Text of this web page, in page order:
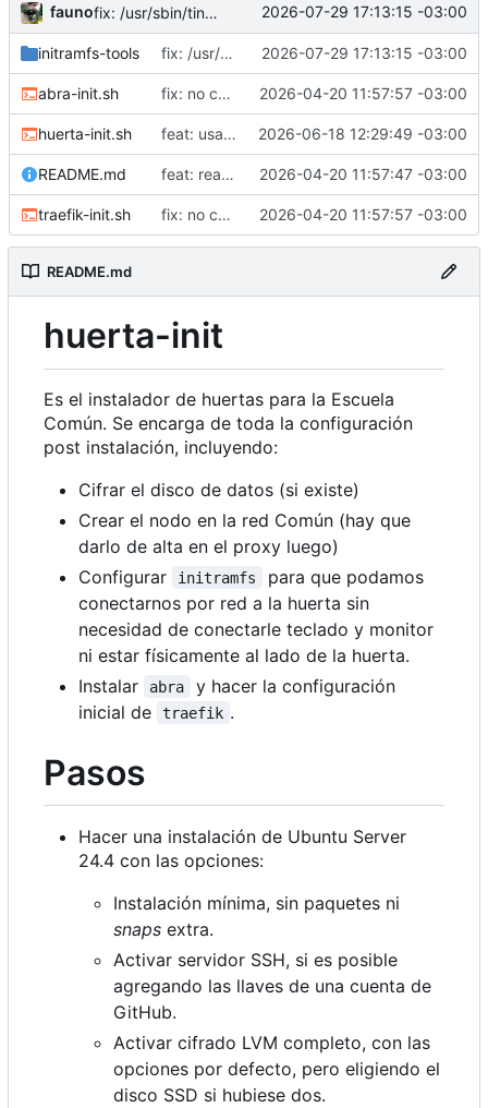
fauno fix: /usr/sbin/tinc no existe 2026-07-29 17:13:15 -03:00
initramfs-tools fix: /usr/sbin/tinc no existe 2026-07-29 17:13:15 -03:00
abra-init.sh fix: no correr como root 2026-04-20 11:57:57 -03:00
huerta-init.sh feat: usar proveedores alternativos de dns 2026-06-18 12:29:49 -03:00
README.md feat: readme 2026-04-20 11:57:47 -03:00
traefik-init.sh fix: no correr como root 2026-04-20 11:57:57 -03:00
README.md
huerta-init
Es el instalador de huertas para la Escuela
Común. Se encarga de toda la configuración
post instalación, incluyendo:
Cifrar el disco de datos (si existe)
Crear el nodo en la red Común (hay que
darlo de alta en el proxy luego)
Configurar
initramfs
para que podamos
conectarnos por red a la huerta sin
necesidad de conectarle teclado y monitor
ni estar físicamente al lado de la huerta.
Instalar
abra
y hacer la configuración
inicial de
traefik .
Pasos
Hacer una instalación de Ubuntu Server
24.4 con las opciones:
Instalación mínima, sin paquetes ni
snaps extra.
Activar servidor SSH, si es posible
agregando las llaves de una cuenta de
GitHub.
Activar cifrado LVM completo, con las
opciones por defecto, pero eligiendo el
disco SSD si hubiese dos.